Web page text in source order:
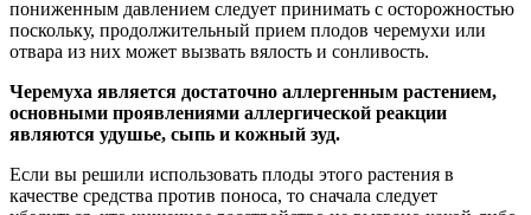
пониженным давлением следует принимать с осторожностью
поскольку, продолжительный прием плодов черемухи или
отвара из них может вызвать вялость и сонливость.
Черемуха является достаточно аллергенным растением,
основными проявлениями аллергической реакции
являются удушье, сыпь и кожный зуд.
Если вы решили использовать плоды этого растения в
качестве средства против поноса, то сначала следует